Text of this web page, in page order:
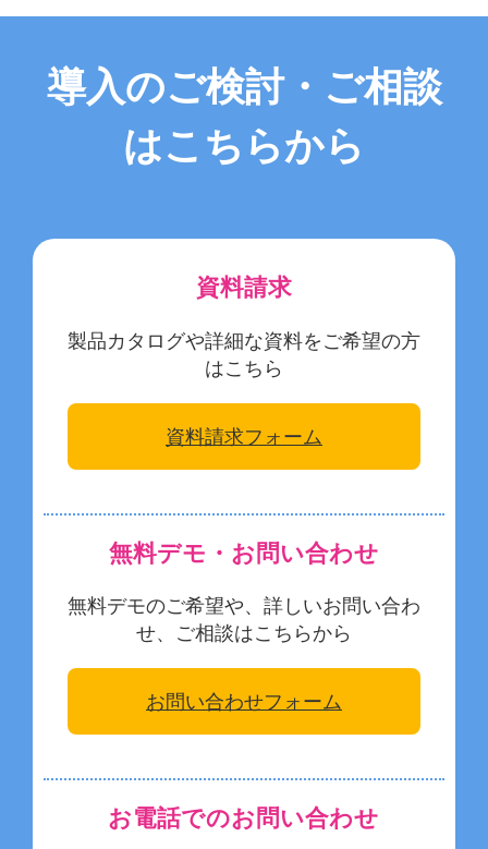
導入のご検討・ご相談
はこちらから
資料請求
製品カタログや詳細な資料をご希望の方
はこちら
資料請求フォーム
無料デモ・お問い合わせ
無料デモのご希望や、詳しいお問い合わ
せ、ご相談はこちらから
お問い合わせフォーム
お電話でのお問い合わせ